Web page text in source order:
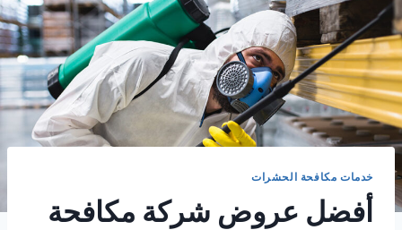
خدمات مكافحة الحشرات
أفضل عروض شركة مكافحة